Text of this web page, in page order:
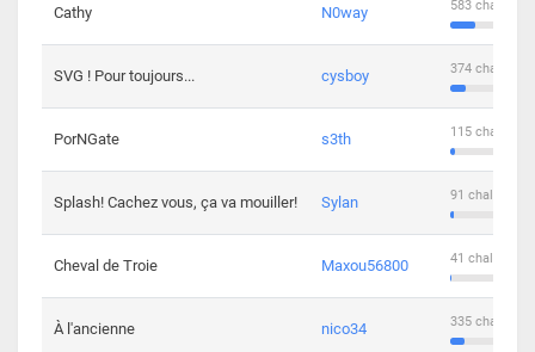
Cathy N0way 583
SVG ! Pour toujours... cysboy 374
PorNGate s3th 115
Splash! Cachez vous, ça va mouiller! Sylan 91
Cheval de Troie Maxou56800 41
À l'ancienne nico34 335